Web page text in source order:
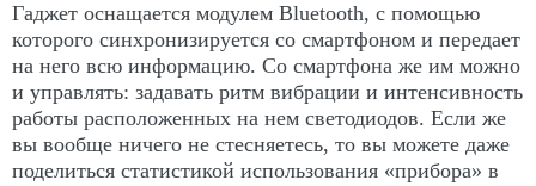
Гаджет оснащается модулем Bluetooth, с помощью
которого синхронизируется со смартфоном и передает
на него всю информацию. Со смартфона же им можно
и управлять: задавать ритм вибрации и интенсивность
работы расположенных на нем светодиодов. Если же
вы вообще ничего не стесняетесь, то вы можете даже
поделиться статистикой использования «прибора» в